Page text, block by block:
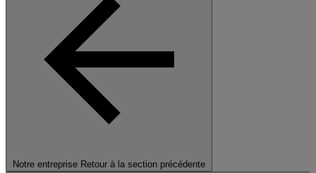
Notre entreprise Retour à la section précédente